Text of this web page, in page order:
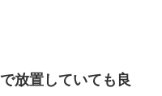
放置していても良